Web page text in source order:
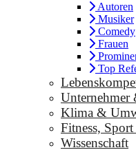
Autoren
Musiker
Comedy
Frauen
Top
Unternehmer
Klima &
Fitness,
Wissenschaft